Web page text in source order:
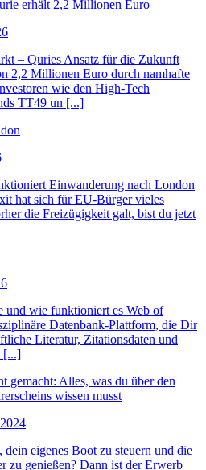
erhält 2,2 Millionen Euro
– Quries Ansatz für die Zukunft
2,2 Millionen Euro durch namhafte
wie den High-Tech
TT49 un [...]
Einwanderung nach London
hat sich für EU-Bürger vieles
die Freizügigkeit galt, bist du jetzt
und wie funktioniert es Web of
Datenbank-Plattform, die Dir
Literatur, Zitationsdaten und
[...]
gemacht: Alles, was du über den
wissen musst
eigenes Boot zu steuern und die
zu genießen? Dann ist der Erwerb